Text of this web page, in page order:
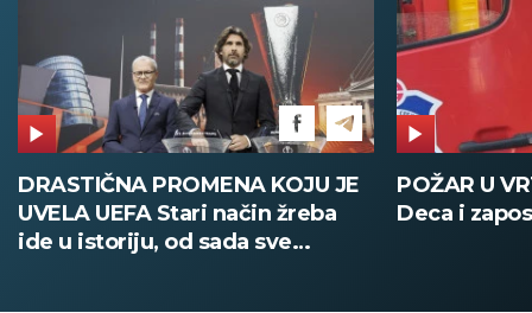
POŽAR U VRTIĆU NA VOŽDOVCU
Deca i zaposleni evakuisani
SINIŠA
DOBIO